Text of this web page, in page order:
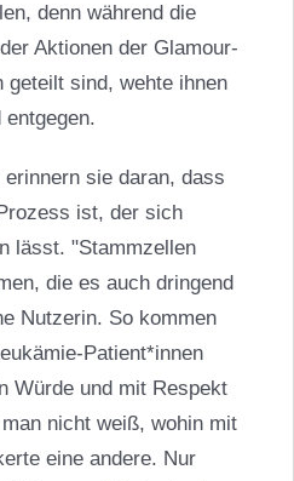
denn während die
Aktionen der Glamour-
geteilt sind, wehte ihnen
sie daran, dass
ist, der sich
lässt. "Stammzellen
die es auch dringend
Nutzerin. So kommen
Patient*innen
Würde und mit Respekt
nicht weiß, wohin mit
eine andere. Nur